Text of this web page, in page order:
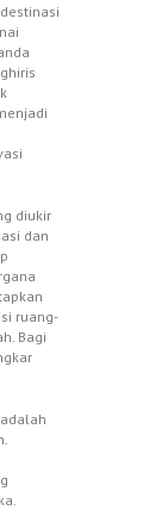
diukir
dan
ruang-
Bagi